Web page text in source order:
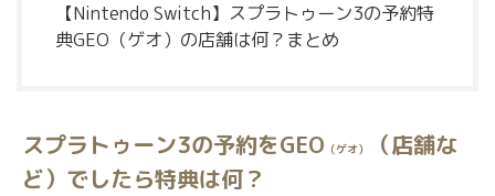
【Nintendo Switch】スプラトゥーン3の予約特
典GEO（ゲオ）の店舗は何？まとめ
スプラトゥーン3の予約をGEO （ゲオ）
（店舗な
ど）でしたら特典は何？